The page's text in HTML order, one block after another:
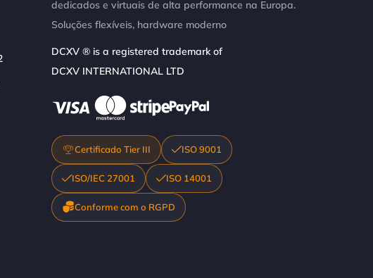
dedicados e virtuais de alta performance na Europa.
Soluções flexíveis, hardware moderno
DCXV ® is a registered trademark of
DCXV INTERNATIONAL LTD
Certificado Tier III ISO 9001
ISO/IEC 27001 ISO 14001
Conforme com o RGPD